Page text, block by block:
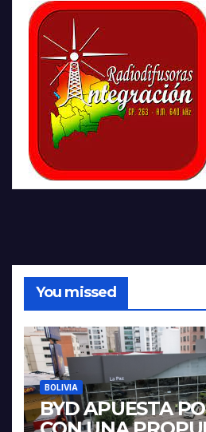
You missed
BOLIVIA
BYD APUESTA